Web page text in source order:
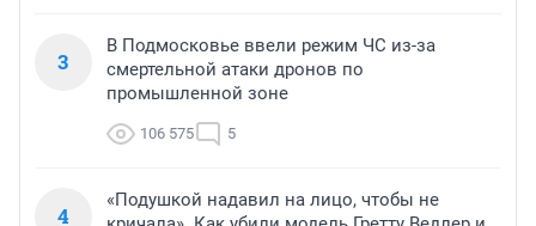
3
В Подмосковье ввели режим ЧС из-за
смертельной атаки дронов по
промышленной зоне
106 575 5
4
«Подушкой надавил на лицо, чтобы не